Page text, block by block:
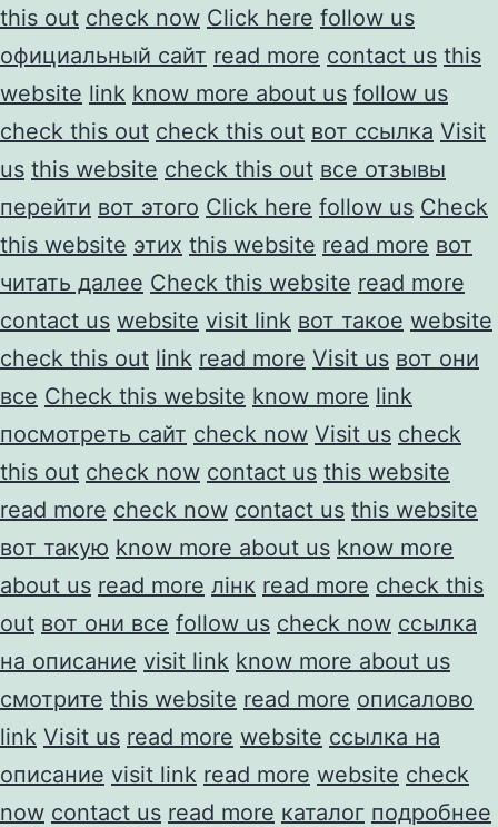
this out check now Click here follow us
официальный сайт read more contact us this
website link know more about us follow us
check this out check this out вот ссылка Visit
us this website check this out все отзывы
перейти вот этого Click here follow us Check
this website этих this website read more вот
читать далее Check this website read more
contact us website visit link вот такое website
check this out link read more Visit us вот они
все Check this website know more link
посмотреть сайт check now Visit us check
this out check now contact us this website
read more check now contact us this website
вот такую know more about us know more
about us read more лінк read more check this
out вот они все follow us check now ссылка
на описание visit link know more about us
смотрите this website read more описалово
link Visit us read more website ссылка на
описание visit link read more website check
now contact us read more каталог подробнее